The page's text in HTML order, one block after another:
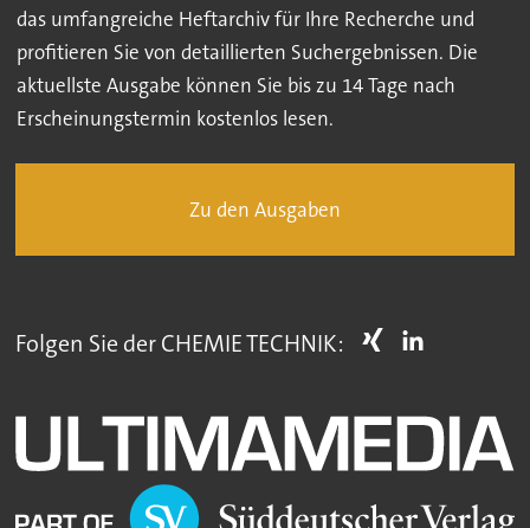
das umfangreiche Heftarchiv für Ihre Recherche und
profitieren Sie von detaillierten Suchergebnissen. Die
aktuellste Ausgabe können Sie bis zu 14 Tage nach
Erscheinungstermin kostenlos lesen.
Zu den Ausgaben
Folgen Sie der CHEMIE TECHNIK: